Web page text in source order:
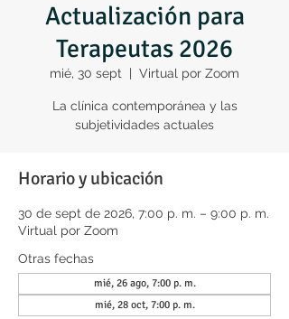
Actualización para
Terapeutas 2026
mié, 30 sept
  |
Virtual por Zoom
La clínica contemporánea y las
subjetividades actuales
Horario y ubicación
30 de sept de 2026, 7:00 p. m. – 9:00 p. m.
Virtual por Zoom
Otras fechas
mié, 26 ago, 7:00 p. m.
mié, 28 oct, 7:00 p. m.